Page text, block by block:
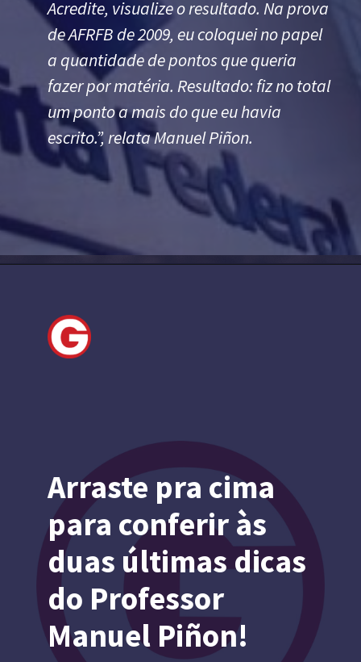
Acredite, visualize o resultado. Na prova
de AFRFB de 2009, eu coloquei no papel
a quantidade de pontos que queria
fazer por matéria. Resultado: fiz no total
um ponto a mais do que eu havia
escrito.”, relata Manuel Piñon.
Arraste pra cima
para conferir às
duas últimas dicas
do Professor
Manuel Piñon!